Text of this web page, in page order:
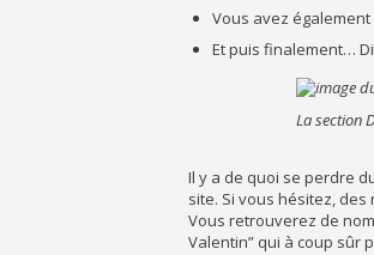
Vous avez
Et puis finalement…
La section
Il y a de quoi se perdre
site. Si vous hésitez,
Vous retrouverez de
Valentin” qui à coup sûr